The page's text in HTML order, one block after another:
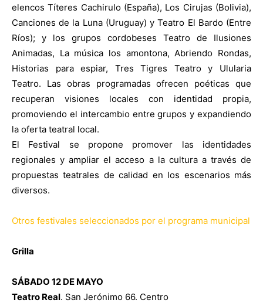
elencos Títeres Cachirulo (España), Los Cirujas (Bolivia),
Canciones de la Luna (Uruguay) y Teatro El Bardo (Entre
Ríos); y los grupos cordobeses Teatro de Ilusiones
Animadas, La música los amontona, Abriendo Rondas,
Historias para espiar, Tres Tigres Teatro y Ulularia
Teatro. Las obras programadas ofrecen poéticas que
recuperan visiones locales con identidad propia,
promoviendo el intercambio entre grupos y expandiendo
la oferta teatral local.
El Festival se propone promover las identidades
regionales y ampliar el acceso a la cultura a través de
propuestas teatrales de calidad en los escenarios más
diversos.
Otros festivales seleccionados por el programa municipal
Grilla
SÁBADO 12 DE MAYO
Teatro Real. San Jerónimo 66. Centro